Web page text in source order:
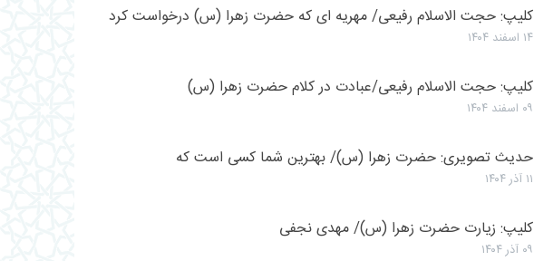
کلیپ: حجت الاسلام رفیعی/ مهریه ای که حضرت زهرا (س) درخواست کرد
۱۴ اسفند ۱۴۰۴
کلیپ: حجت الاسلام رفیعی/عبادت در کلام حضرت زهرا (س)
۰۹ اسفند ۱۴۰۴
حدیث تصویری: حضرت زهرا (س)/ بهترین شما کسی است که
۱۱ آذر ۱۴۰۴
کلیپ: زیارت حضرت زهرا (س)/ مهدی نجفی
۰۹ آذر ۱۴۰۴